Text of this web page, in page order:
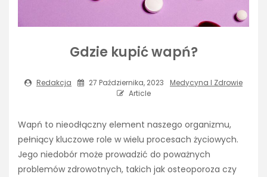
Gdzie kupić wapń?
Redakcja 27 Października, 2023
Medycyna I Zdrowie
Article
Wapń to nieodłączny element naszego organizmu,
pełniący kluczowe role w wielu procesach życiowych.
Jego niedobór może prowadzić do poważnych
problemów zdrowotnych, takich jak osteoporoza czy